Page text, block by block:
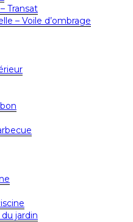
Transat
– Voile d’ombrage
jardin